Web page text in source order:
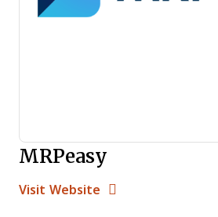
MRPeasy
Visit Website Opens New Window